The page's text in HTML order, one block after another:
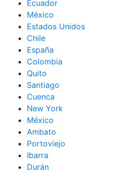
Ecuador
México
Estados Unidos
Chile
España
Colombia
Quito
Santiago
Cuenca
New York
México
Ambato
Portoviejo
Ibarra
Durán